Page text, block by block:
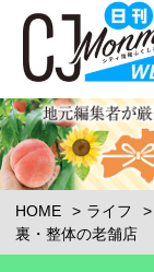
HOME ライフ
裏・整体の老舗店